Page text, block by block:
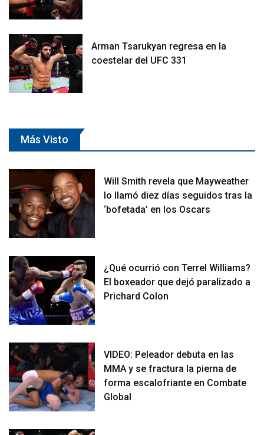
Arman Tsarukyan regresa en la
coestelar del UFC 331
Más Visto
Will Smith revela que Mayweather
lo llamó diez días seguidos tras la
‘bofetada’ en los Oscars
¿Qué ocurrió con Terrel Williams?
El boxeador que dejó paralizado a
Prichard Colon
VIDEO: Peleador debuta en las
MMA y se fractura la pierna de
forma escalofriante en Combate
Global